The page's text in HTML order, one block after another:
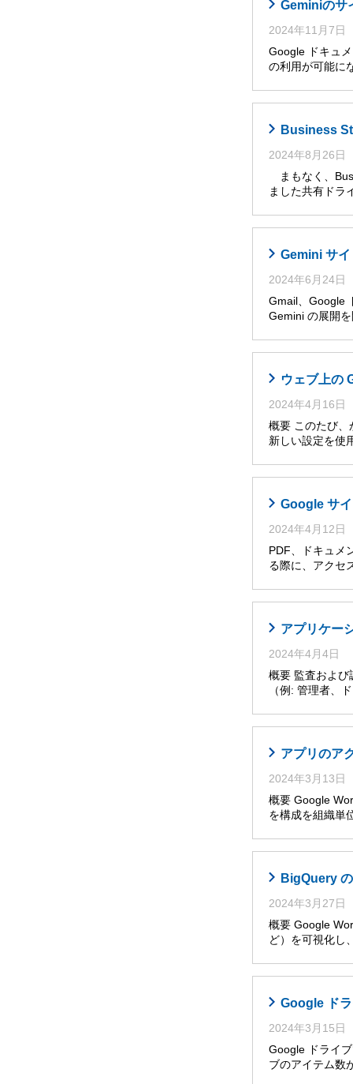
Geminiのサ
2024年11月7日
Google ドキュ
の利用が可能に
Business
2024年8月26日
まもなく、
ました共有ドラ
Gemini サ
2024年6月24日
Gmail、Google
Gemini の展開
ウェブ上の
2024年4月16日
概要 このたび、
新しい設定を使
Google サ
2024年4月12日
PDF、ドキュメ
る際に、アクセ
アプリケー
2024年4月4日
概要 監査および
（例: 管理者、
アプリのア
2024年3月13日
概要 Google
を構成を組織単
BigQuery
2024年3月27日
概要 Google
ど）を可視化し
Google ド
2024年3月15日
Google ドライ
ブのアイテム数